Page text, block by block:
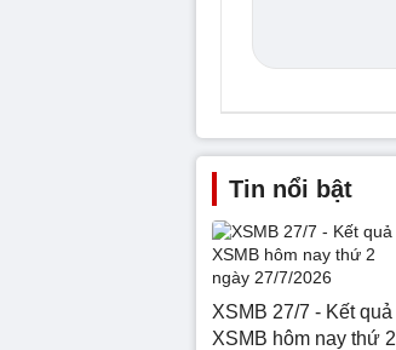
Tin nổi bật
XSMB 27/7 - Kết quả
XSMB hôm nay thứ 2